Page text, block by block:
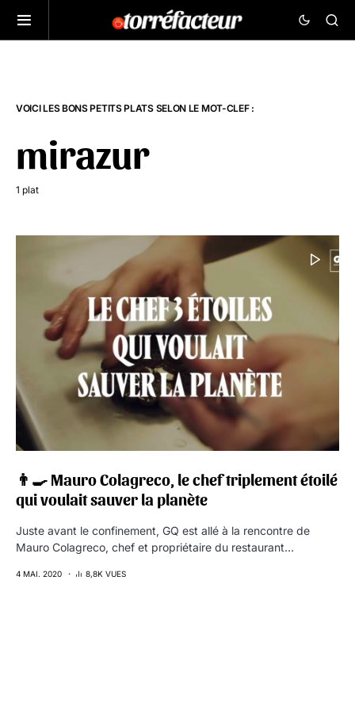
VOICI LES BONS PETITS PLATS SELON LE MOT-CLEF :
mirazur
1 plat
👨‍🍳 Mauro Colagreco, le chef triplement étoilé
qui voulait sauver la planète
Juste avant le confinement, GQ est allé à la rencontre de
Mauro Colagreco, chef et propriétaire du restaurant…
4 MAI. 2020 8,8K VUES